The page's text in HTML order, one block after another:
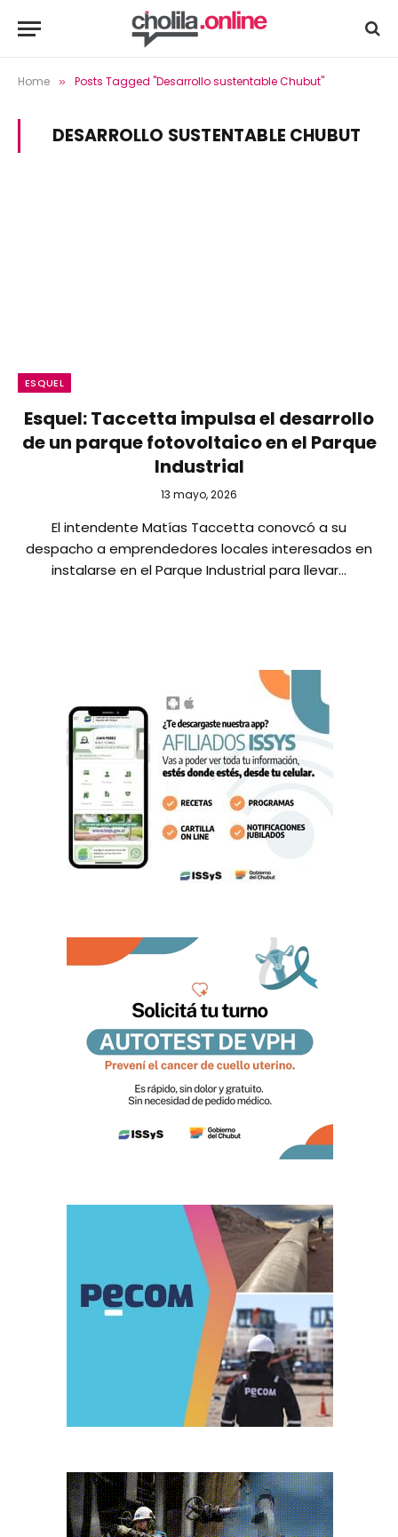
Home » Posts Tagged "Desarrollo sustentable Chubut"
DESARROLLO SUSTENTABLE CHUBUT
ESQUEL
Esquel: Taccetta impulsa el desarrollo
de un parque fotovoltaico en el Parque
Industrial
13 mayo, 2026
El intendente Matías Taccetta conovcó a su
despacho a emprendedores locales interesados en
instalarse en el Parque Industrial para llevar…